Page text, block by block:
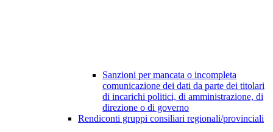
Sanzioni per mancata o incompleta
comunicazione dei dati da parte dei titolari
di incarichi politici, di amministrazione, di
direzione o di governo
Rendiconti gruppi consiliari regionali/provinciali